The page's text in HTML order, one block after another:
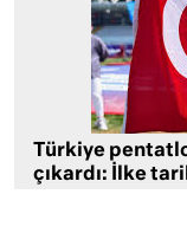
Türkiye
çıkardı: İlke